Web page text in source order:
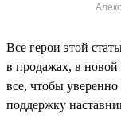
Все герои этой
в продажах, в
все, чтобы
поддержку